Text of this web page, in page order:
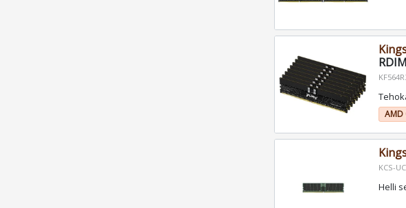
KCS-
Helli